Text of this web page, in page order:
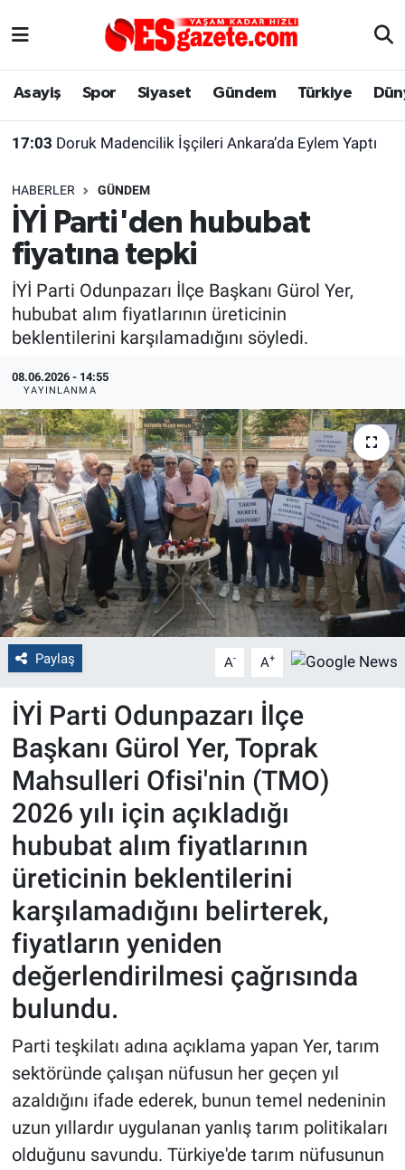
Asayiş Spor Siyaset Gündem Türkiye
17:03 Doruk Madencilik İşçileri Ankara’da Eylem Yaptı
HABERLER GÜNDEM
İYİ Parti'den hububat
fiyatına tepki
İYİ Parti Odunpazarı İlçe Başkanı Gürol Yer,
hububat alım fiyatlarının üreticinin
beklentilerini karşılamadığını söyledi.
08.06.2026 - 14:55
YAYINLANMA
Paylaş A- A+
İYİ Parti Odunpazarı İlçe
Başkanı Gürol Yer, Toprak
Mahsulleri Ofisi'nin (TMO)
2026 yılı için açıkladığı
hububat alım fiyatlarının
üreticinin beklentilerini
karşılamadığını belirterek,
fiyatların yeniden
değerlendirilmesi çağrısında
bulundu.
Parti teşkilatı adına açıklama yapan Yer, tarım
sektöründe çalışan nüfusun her geçen yıl
azaldığını ifade ederek, bunun temel nedeninin
uzun yıllardır uygulanan yanlış tarım politikaları
olduğunu savundu. Türkiye'de tarım nüfusunun
Asayiş
Gündem
Türkiye
Dünya
Sağlık
Alış-Veriş/İş dünyası
Yaşam
Eskişehirspor Arşivi
Eskişehir Arşivi
Röportaj
Ekonomi
Kültür Sanat
Politika
Bilecik
Kütahya
Gezi
Genel
Çevre
Yerel
Magazin
Bilim ve Teknoloji
Eskişehir Nöbetçi Eczaneler
Süper Lig Puan Durumu ve Fikstür
Tüm Manşetler
Son Dakika Haberleri
Haber Arşivi